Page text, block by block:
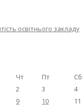
освітнього закладу
Чт Пт Сб
2 3 4
9 10 11